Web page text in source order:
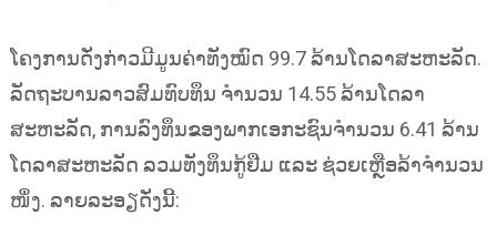
ໂຄງການດັ່ງກ່າວມີມູນຄ່າທັງໝົດ 99.7 ລ້ານໂດລາສະຫະລັດ.
ລັດຖະບານລາວສົມທົບທຶນ ຈຳນວນ 14.55 ລ້ານໂດລາ
ສະຫະລັດ, ການລົງທຶນຂອງພາກເອກະຊົນຈຳນວນ 6.41 ລ້ານ
ໂດລາສະຫະລັດ ລວມທັງທຶນກູ້ຢືມ ແລະ ຊ່ວຍເຫຼືອລ້າຈຳນວນ
ໜຶ່ງ. ລາຍລະອຽດັ່ງນີ້: